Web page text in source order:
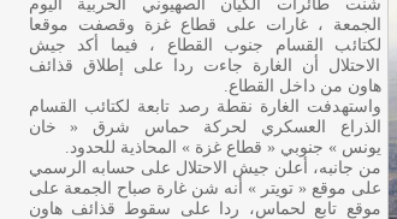
شنت طائرات الكيان الصهيوني الحربية اليوم
الجمعة ، غارات على قطاع غزة وقصفت موقعا
لكتائب القسام جنوب القطاع ، فيما أكد جيش
الاحتلال أن الغارة جاءت ردا على إطلاق قذائف
هاون من داخل القطاع.
واستهدفت الغارة نقطة رصد تابعة لكتائب القسام
الذراع العسكري لحركة حماس شرق « خان
يونس » جنوبي « قطاع غزة » المحاذية للحدود.
من جانبه، أعلن جيش الاحتلال على حسابه الرسمي
على موقع « تويتر » أنه شن غارة صباح الجمعة على
موقع تابع لحماس، ردا على سقوط قذائف هاون